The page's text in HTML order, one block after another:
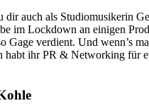
dir auch als Studiomusikerin
im Lockdown an einigen
Gage verdient. Und wenn’s
habt ihr PR & Networking für